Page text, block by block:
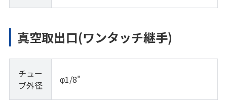
真空取出口(ワンタッチ継手)
チュー
ブ外径
φ1/8"